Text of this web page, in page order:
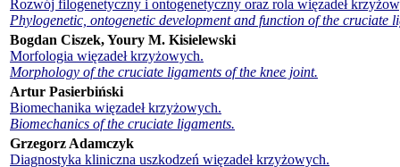
Rozwój filogenetyczny i ontogenetyczny oraz rola więzadeł
Phylogenetic, ontogenetic development and function of the cruciate
Bogdan Ciszek, Youry M. Kisielewski
Morfologia więzadeł krzyżowych.
Morphology of the cruciate ligaments of the knee joint.
Artur Pasierbiński
Biomechanika więzadeł krzyżowych.
Biomechanics of the cruciate ligaments.
Grzegorz Adamczyk
Diagnostyka kliniczna uszkodzeń więzadeł krzyżowych.